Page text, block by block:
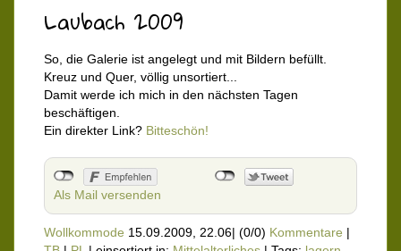
Laubach 2009
So, die Galerie ist angelegt und mit Bildern befüllt.
Kreuz und Quer, völlig unsortiert...
Damit werde ich mich in den nächsten Tagen
beschäftigen.
Ein direkter Link? Bitteschön!
Als Mail versenden
Wollkommode 15.09.2009, 22.06| (0/0) Kommentare |